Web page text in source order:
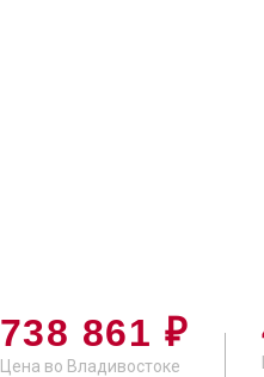
738 861 ₽
Цена во Владивостоке